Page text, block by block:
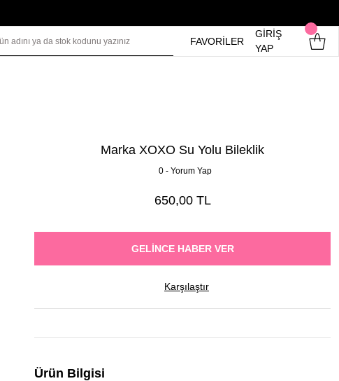
FAVORİLER
GİRİŞ
YAP
Marka XOXO Su Yolu Bileklik
0 - Yorum Yap
650,00 TL
GELINCE HABER VER
Karşılaştır
Ürün Bilgisi